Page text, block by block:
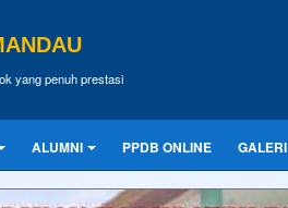
yang penuh prestasi
ALUMNI PPDB ONLINE GALERI